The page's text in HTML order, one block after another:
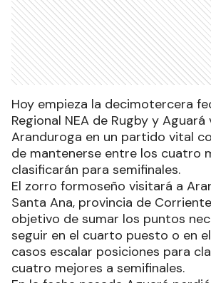
Hoy empieza la decimotercera
Regional NEA de Rugby y Aguará
Aranduroga en un partido vital
de mantenerse entre los cuatro
clasificarán para semifinales.
El zorro formoseño visitará a
Santa Ana, provincia de
objetivo de sumar los puntos
seguir en el cuarto puesto o en
casos escalar posiciones para
cuatro mejores a semifinales.